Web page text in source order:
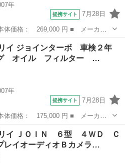
年
提携サイト 7月28日
イワゴン ■ グレード名： ＰＺ
ライドドア オートステップ タイ
イ ジョインターボ 車検２年
グ オイル フィルター …
年
提携サイト 7月28日
イ ■ グレード名： ジョインタ
イル フィルター ワイパーゴ
リイ ＪＯＩＮ ６型 ４ＷＤ Ｃ
レイオーディオＢカメラ…